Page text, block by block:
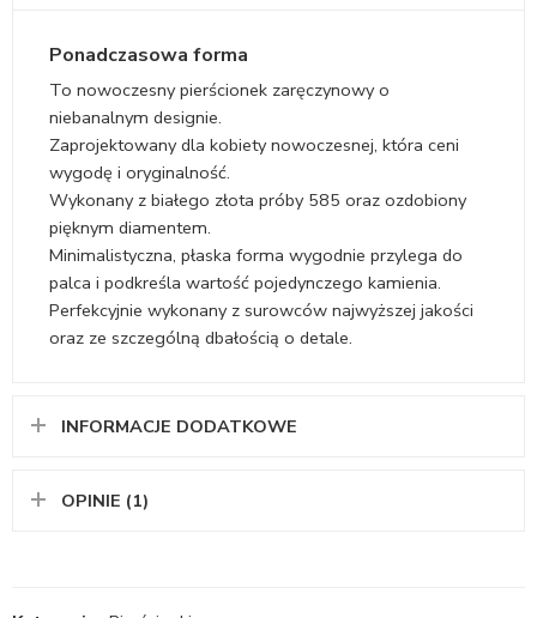
Ponadczasowa forma
To nowoczesny pierścionek zaręczynowy o
niebanalnym designie.
Zaprojektowany dla kobiety nowoczesnej, która ceni
wygodę i oryginalność.
Wykonany z białego złota próby 585 oraz ozdobiony
pięknym diamentem.
Minimalistyczna, płaska forma wygodnie przylega do
palca i podkreśla wartość pojedynczego kamienia.
Perfekcyjnie wykonany z surowców najwyższej jakości
oraz ze szczególną dbałością o detale.
INFORMACJE DODATKOWE
OPINIE (1)